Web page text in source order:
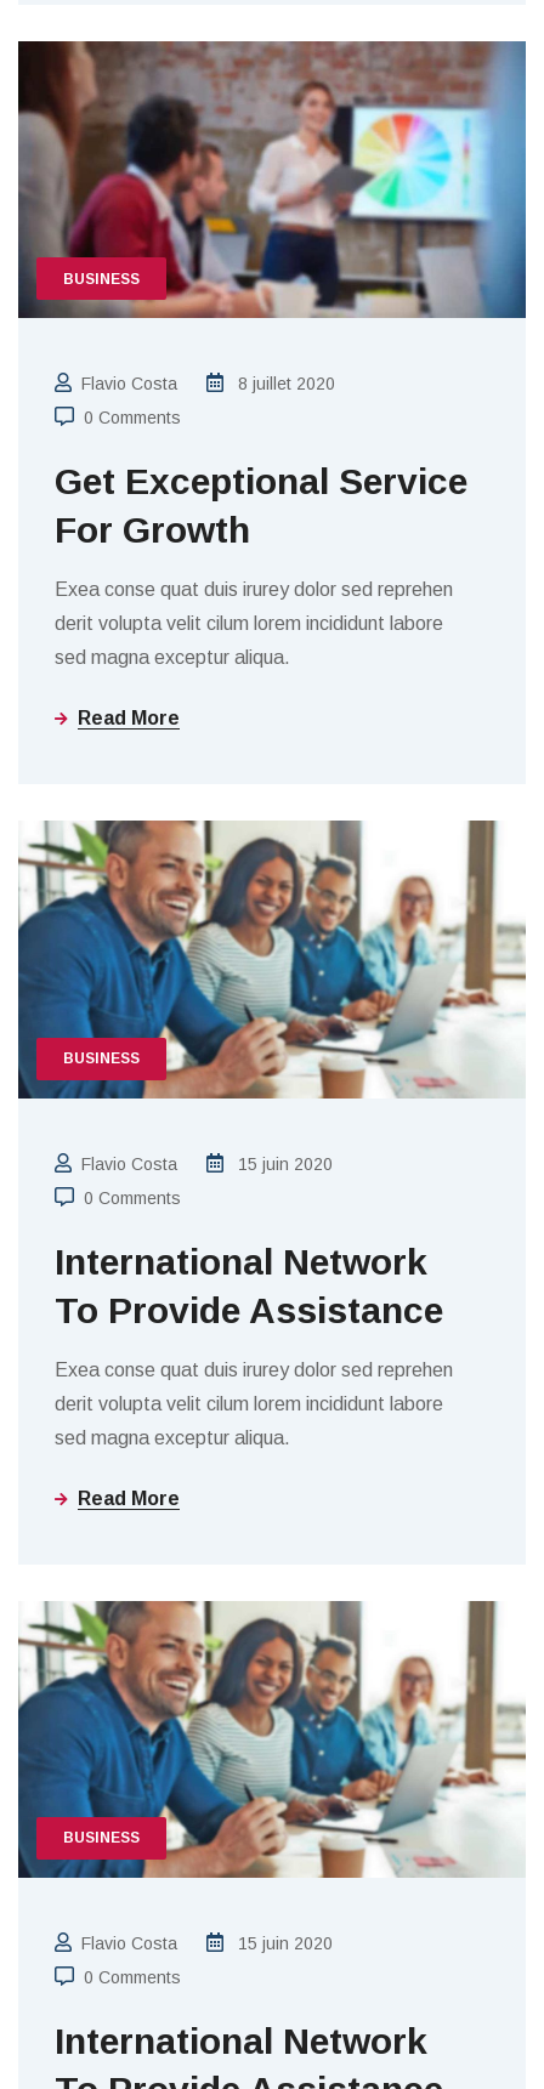
BUSINESS
Flavio Costa
8 juillet 2020
0 Comments
Get Exceptional Service
For Growth
Exea conse quat duis irurey dolor sed reprehen
derit volupta velit cilum lorem incididunt labore
sed magna exceptur aliqua.
Read More
BUSINESS
Flavio Costa
15 juin 2020
0 Comments
International Network
To Provide Assistance
Exea conse quat duis irurey dolor sed reprehen
derit volupta velit cilum lorem incididunt labore
sed magna exceptur aliqua.
Read More
BUSINESS
Flavio Costa
15 juin 2020
0 Comments
International Network